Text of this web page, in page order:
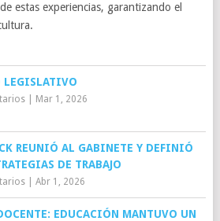
estas experiencias, garantizando el
LEGISLATIVO
| Mar 1, 2026
REUNIÓ AL GABINETE Y DEFINIÓ
DE TRABAJO
| Abr 1, 2026
EDUCACIÓN MANTUVO UN